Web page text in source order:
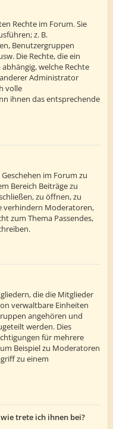
Rechte im Forum. Sie
z. B.
Benutzergruppen
Die Rechte, die ein
welche Rechte
Administrator
volle
ihnen das entsprechende
im Forum zu
Bereich Beiträge zu
zu öffnen, zu
verhindern Moderatoren,
zum Thema Passendes,
die die Mitglieder
verwaltbare Einheiten
angehören und
werden. Dies
für mehrere
Beispiel zu Moderatoren
zu einem
trete ich ihnen bei?